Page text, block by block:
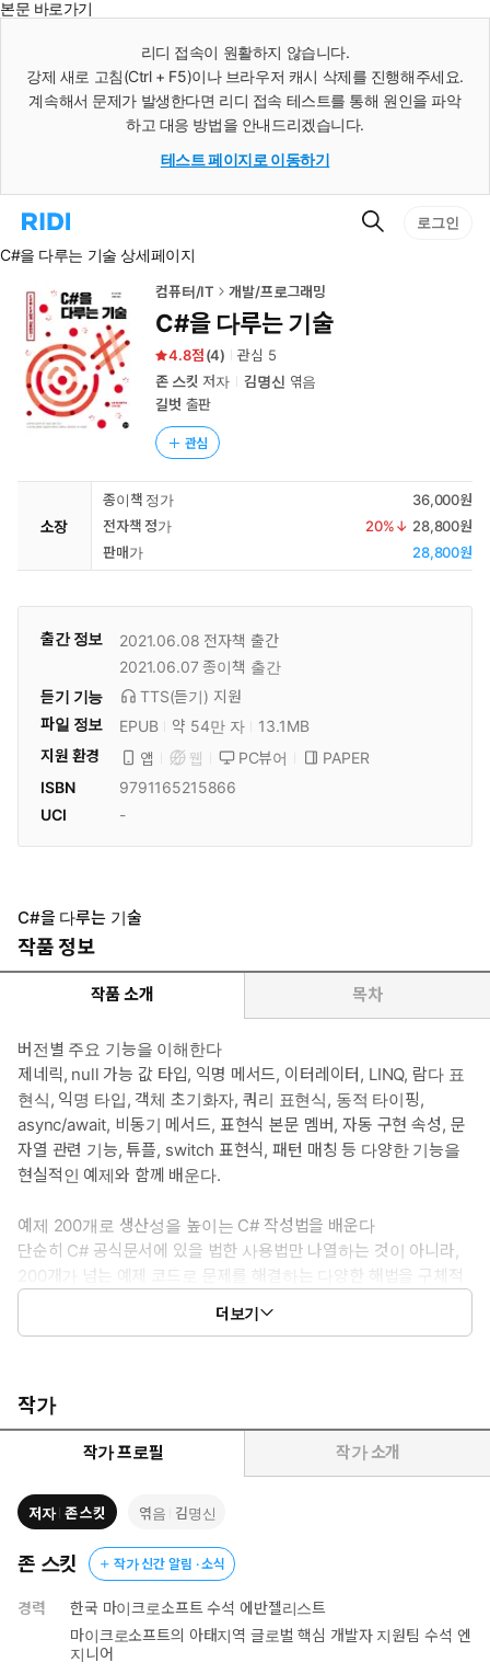
본문 바로가기
리디 접속이 원활하지 않습니다.
강제 새로 고침(Ctrl + F5)이나 브라우저 캐시 삭제를 진행해주세요.
계속해서 문제가 발생한다면 리디 접속 테스트를 통해 원인을 파악
하고 대응 방법을 안내드리겠습니다.
테스트 페이지로 이동하기
리
홈
로
이
동
검
로그인
C#을 다루는 기술 상세페이지
컴퓨터/IT 개발/프로그래밍
C#을 다루는 기술
4.8 (4) 관심 5
존 스킷 저자 김명신 엮음
길벗 출판
관심
소장
종이책 정가
36,000원
전자책 정가
20%↓ 28,800원
판매가
28,800원
출간 정보 2021.06.08 전자책 출간
2021.06.07 종이책 출간
듣기 기능
TTS(듣기) 지원
파일 정보
EPUB 약 54만 자
13.1MB
지원 환경
앱 웹 PC뷰어
PAPER
ISBN
9791165215866
UCI
-
C#을 다루는 기술
작품 정보
작품 소개 목차
버전별 주요 기능을 이해한다
제네릭, null 가능 값 타입, 익명 메서드, 이터레이터, LINQ, 람다 표
현식, 익명 타입, 객체 초기화자, 쿼리 표현식, 동적 타이핑,
async/await, 비동기 메서드, 표현식 본문 멤버, 자동 구현 속성, 문
자열 관련 기능, 튜플, switch 표현식, 패턴 매칭 등 다양한 기능을
현실적인 예제와 함께 배운다.
예제 200개로 생산성을 높이는 C# 작성법을 배운다
단순히 C# 공식문서에 있을 법한 사용법만 나열하는 것이 아니라,
200개가 넘는 예제 코드로 문제를 해결하는 다양한 해법을 구체적
으로 제시한다. 그리고 이 과정을 지속적으로 거치면서 C# 코드를
간소화하고 생산성을 높이는 방법을 체득할 수 있다.
이 책은 C#의 내부 동작 방식을 존 스킷만의 경험과 매력적인 통찰
로 담아냈다. 이를 통해 C#의 면면을 들여다보고 숨겨진 트릭을 발
견하여 C#을 좀 더 C#답게 설계하고 프로그래밍 기술을 극대화
더보기
작가
작가 프로필 작가 소개
저자 존 스킷 엮음 김명신
존 스킷 작가 신간 알림 · 소식
경력
한국 마이크로소프트 수석 에반젤리스트
마이크로소프트의 아태지역 글로벌 핵심 개발자 지원팀 수석 엔
지니어